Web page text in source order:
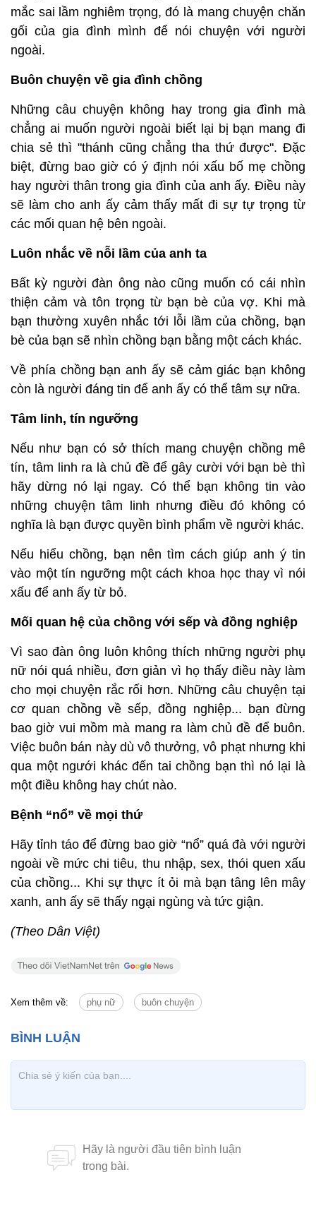
mắc sai lầm nghiêm trọng, đó là mang chuyện chăn
gối của gia đình mình để nói chuyện với người
ngoài.
Buôn chuyện về gia đình chồng
Những câu chuyện không hay trong gia đình mà
chẳng ai muốn người ngoài biết lại bị bạn mang đi
chia sẻ thì "thánh cũng chẳng tha thứ được". Đặc
biệt, đừng bao giờ có ý định nói xấu bố mẹ chồng
hay người thân trong gia đình của anh ấy. Điều này
sẽ làm cho anh ấy cảm thấy mất đi sự tự trọng từ
các mối quan hệ bên ngoài.
Luôn nhắc về nỗi lầm của anh ta
Bất kỳ người đàn ông nào cũng muốn có cái nhìn
thiện cảm và tôn trọng từ bạn bè của vợ. Khi mà
bạn thường xuyên nhắc tới lỗi lầm của chồng, bạn
bè của bạn sẽ nhìn chồng bạn bằng một cách khác.
Về phía chồng bạn anh ấy sẽ cảm giác bạn không
còn là người đáng tin để anh ấy có thể tâm sự nữa.
Tâm linh, tín ngưỡng
Nếu như bạn có sở thích mang chuyện chồng mê
tín, tâm linh ra là chủ đề để gây cười với bạn bè thì
hãy dừng nó lại ngay. Có thể bạn không tin vào
những chuyện tâm linh nhưng điều đó không có
nghĩa là bạn được quyền bình phẩm về người khác.
Nếu hiểu chồng, bạn nên tìm cách giúp anh ý tin
vào một tín ngưỡng một cách khoa học thay vì nói
xấu để anh ấy từ bỏ.
Mối quan hệ của chồng với sếp và đồng nghiệp
Vì sao đàn ông luôn không thích những người phụ
nữ nói quá nhiều, đơn giản vì họ thấy điều này làm
cho mọi chuyện rắc rối hơn. Những câu chuyện tại
cơ quan chồng về sếp, đồng nghiệp... bạn đừng
bao giờ vui mồm mà mang ra làm chủ đề để buôn.
Việc buôn bán này dù vô thưởng, vô phạt nhưng khi
qua một ngưới khác đến tai chồng bạn thì nó lại là
một điều không hay chút nào.
Bệnh “nổ” về mọi thứ
Hãy tỉnh táo để đừng bao giờ “nổ” quá đà với người
ngoài về mức chi tiêu, thu nhập, sex, thói quen xấu
của chồng... Khi sự thực ít ỏi mà bạn tâng lên mây
xanh, anh ấy sẽ thấy ngại ngùng và tức giận.
(Theo Dân Việt)
Xem thêm về: phụ nữ buôn chuyện